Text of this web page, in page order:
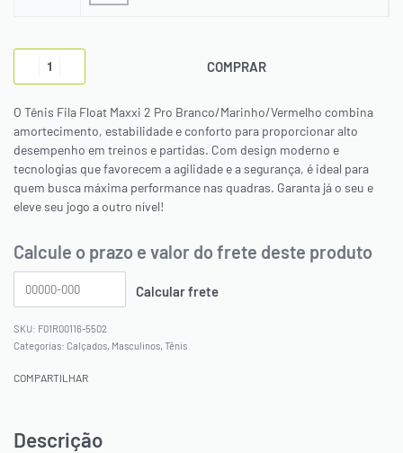
COMPRAR
O Tênis Fila Float Maxxi 2 Pro Branco/Marinho/Vermelho combina
amortecimento, estabilidade e conforto para proporcionar alto
desempenho em treinos e partidas. Com design moderno e
tecnologias que favorecem a agilidade e a segurança, é ideal para
quem busca máxima performance nas quadras. Garanta já o seu e
eleve seu jogo a outro nível!
Calcule o prazo e valor do frete deste produto
F01R00116-5502
Categorias: Calçados, Masculinos, Tênis
COMPARTILHAR
Descrição